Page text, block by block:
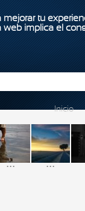
tu
web implica el
Inicio
... ...